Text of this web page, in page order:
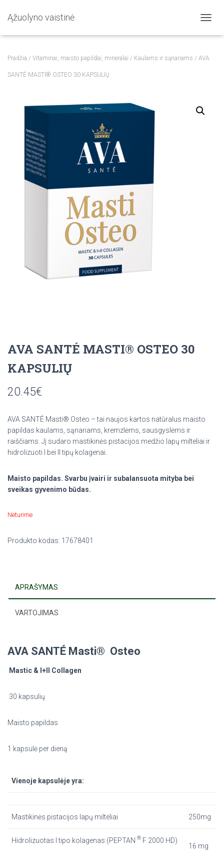
Ąžuolyno vaistinė
O
Pradžia / Vitaminai, maisto papildai, mineralai / Kaulams ir sąnariams / AVA
SANTÉ MASTI® OSTEO 30 KAPSULIŲ
AVA SANTÉ MASTI® OSTEO 30
KAPSULIŲ
20.45€
AVA SANTÉ Masti® Osteo – tai naujos kartos natūralus maisto
papildas kaulams, sąnariams, kremzlėms, sausgyslėms ir
raiščiams. Jį sudaro mastikinės pistacijos medžio lapų milteliai ir
hidrolizuoti I bei II tipų kolagenai.
Maisto papildas. Svarbu įvairi ir subalansuota mityba bei
sveikas gyvenimo būdas.
Neturime
Produkto kodas: 17678401
APRAŠYMAS
VARTOJIMAS
AVA SANTÉ Masti® Osteo
Mastic & I+II Collagen
30 kapsulių
Maisto papildas
1 kapsulė per dieną
Vienoje kapsulėje yra:
Mastikinės pistacijos lapų milteliai 250mg
Hidrolizuotas I tipo kolagenas (PEPTAN ® F 2000 HD)
16 mg